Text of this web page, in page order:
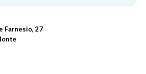
Farnesio, 27